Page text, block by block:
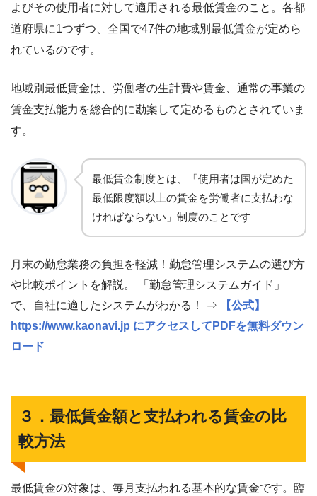
よびその使用者に対して適用される最低賃金のこと。各都
道府県に1つずつ、全国で47件の地域別最低賃金が定めら
れているのです。
地域別最低賃金は、労働者の生計費や賃金、通常の事業の
賃金支払能力を総合的に勘案して定めるものとされていま
す。
最低賃金制度とは、「使用者は国が定めた
最低限度額以上の賃金を労働者に支払わな
ければならない」制度のことです
月末の勤怠業務の負担を軽減！勤怠管理システムの選び方
や比較ポイントを解説。 「勤怠管理システムガイド」
で、自社に適したシステムがわかる！ ⇒
【公式】
https://www.kaonavi.jp にアクセスしてPDFを無料ダウン
ロード
３．最低賃金額と支払われる賃金の比
較方法
最低賃金の対象は、毎月支払われる基本的な賃金です。臨